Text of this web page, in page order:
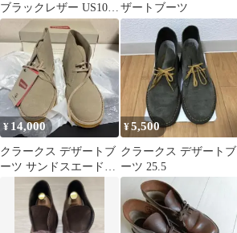
ブラックレザー US10.5
28.5cm 美品
ザートブーツ
¥ 14,000
クラークス デザートブ
ーツ サンドスエード
UK7 26cm
¥5,500
クラークス デザートブ
ーツ 25.5